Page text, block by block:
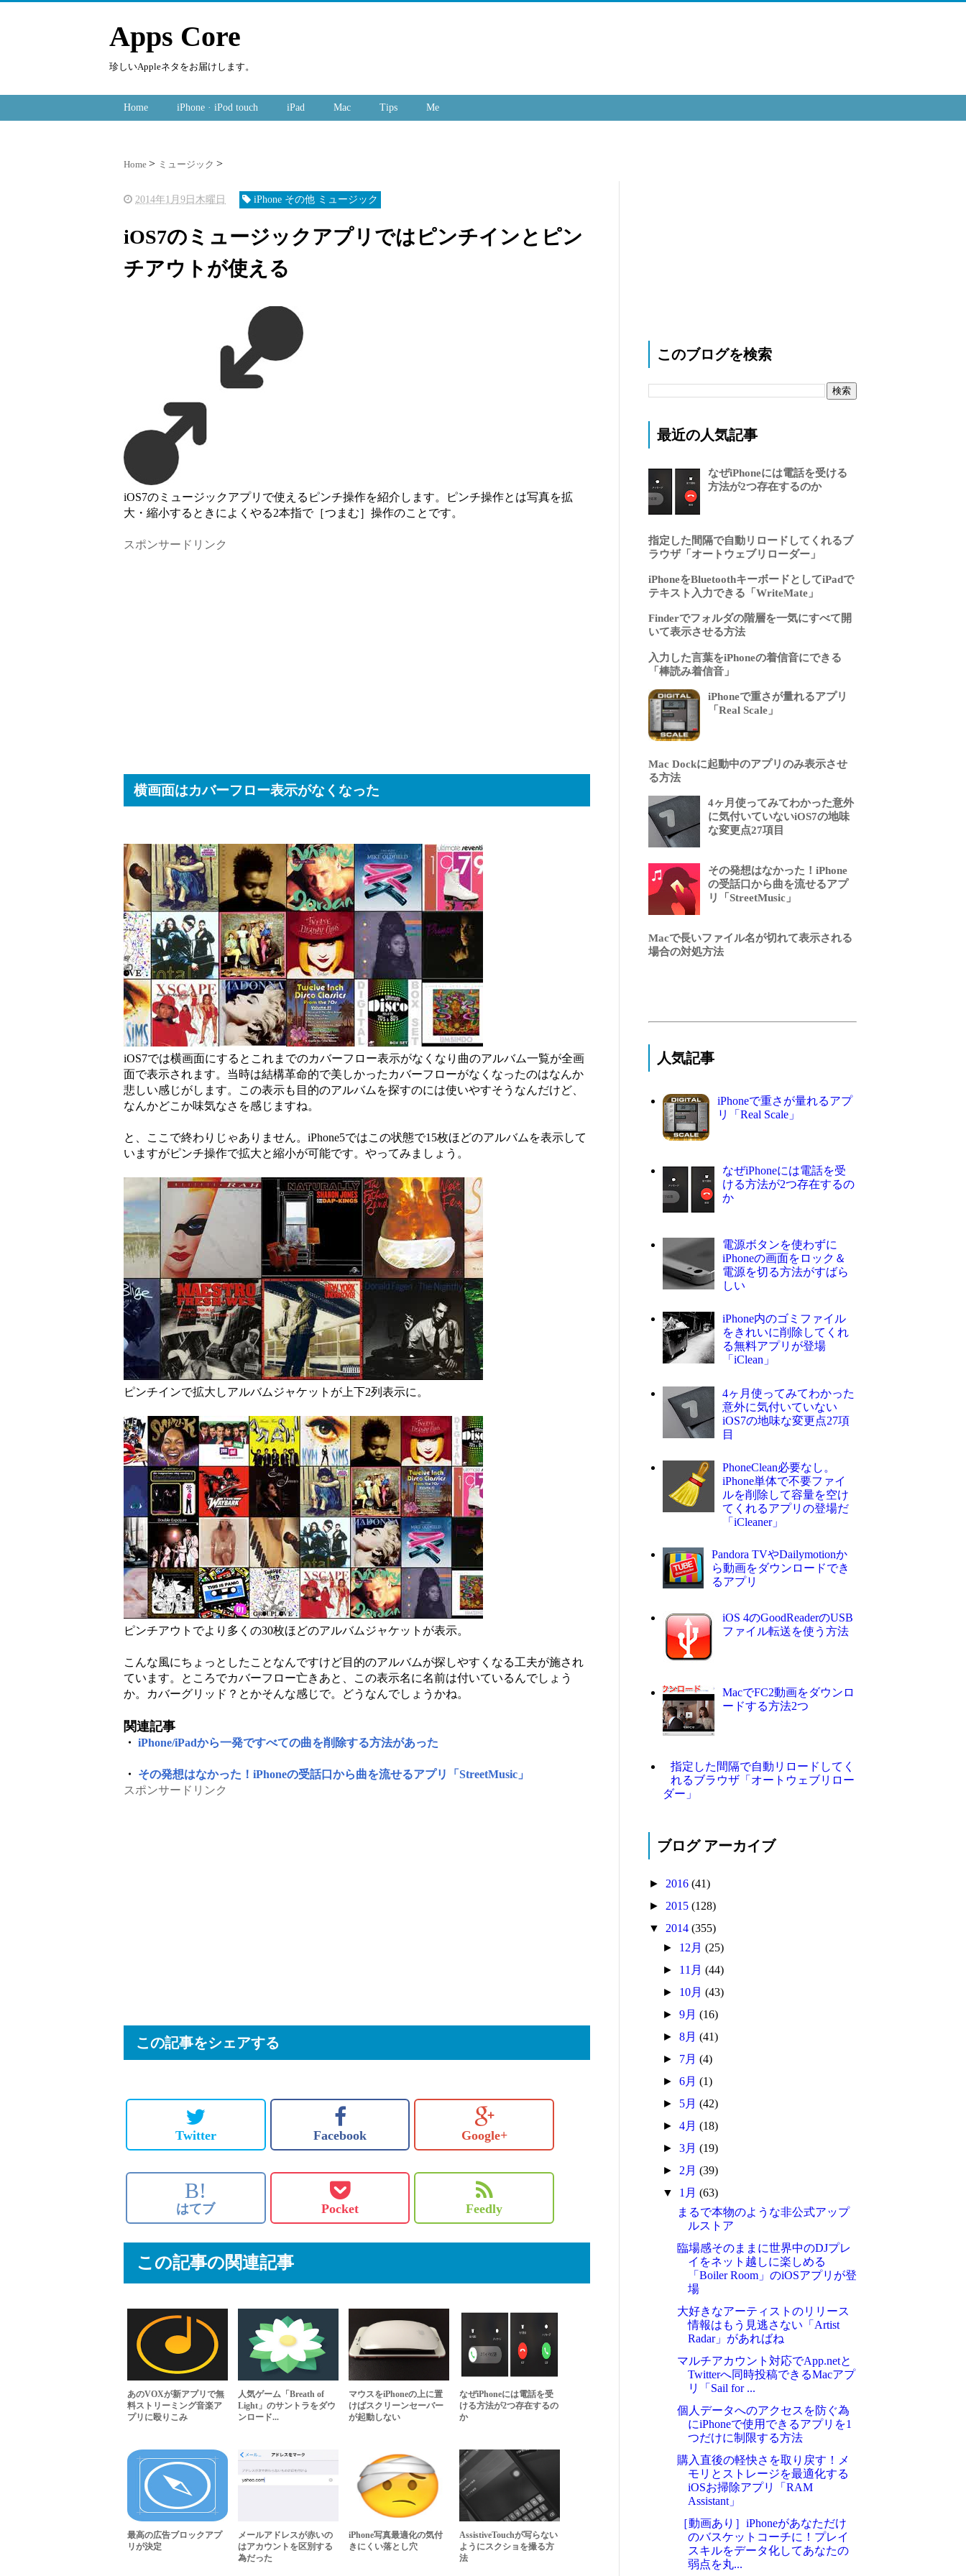
Apps Core
珍しいAppleネタをお届けします。
Home iPhone · iPod touch iPad Mac Tips Me
Home ミュージック
2014年1月9日木曜日 iPhone その他 ミュージック
iOS7のミュージックアプリではピンチインとピン
チアウトが使える
iOS7のミュージックアプリで使えるピンチ操作を紹介します。ピンチ操作とは写真を拡
大・縮小するときによくやる2本指で［つまむ］操作のことです。
スポンサードリンク
横画面はカバーフロー表示がなくなった
iOS7では横画面にするとこれまでのカバーフロー表示がなくなり曲のアルバム一覧が全画
面で表示されます。当時は結構革命的で美しかったカバーフローがなくなったのはなんか
悲しい感じがします。この表示も目的のアルバムを探すのには使いやすそうなんだけど、
なんかどこか味気なさを感じますね。
と、ここで終わりじゃありません。iPhone5ではこの状態で15枚ほどのアルバムを表示して
いますがピンチ操作で拡大と縮小が可能です。やってみましょう。
ピンチインで拡大しアルバムジャケットが上下2列表示に。
ピンチアウトでより多くの30枚ほどのアルバムジャケットが表示。
こんな風にちょっとしたことなんですけど目的のアルバムが探しやすくなる工夫が施され
ています。ところでカバーフロー亡きあと、この表示名に名前は付いているんでしょう
か。カバーグリッド？とかそんな感じで。どうなんでしょうかね。
関連記事
・ iPhone/iPadから一発ですべての曲を削除する方法があった
・ その発想はなかった！iPhoneの受話口から曲を流せるアプリ「StreetMusic」
スポンサードリンク
この記事をシェアする
Twitter Facebook Google+
B!
はてブ Pocket Feedly
この記事の関連記事
あのVOXが新アプリで無
料ストリーミング音楽ア
プリに殴りこみ
人気ゲーム「Breath of
Light」のサントラをダウ
ンロード...
マウスをiPhoneの上に置
けばスクリーンセーバー
が起動しない
なぜiPhoneには電話を受
ける方法が2つ存在するの
か
最高の広告ブロックアプ
リが決定
メールアドレスが赤いの
はアカウントを区別する
為だった
iPhone写真最適化の気付
きにくい落とし穴
AssistiveTouchが写らない
ようにスクショを撮る方
法
このブログを検索
最近の人気記事
なぜiPhoneには電話を受ける
方法が2つ存在するのか
指定した間隔で自動リロードしてくれるブ
ラウザ「オートウェブリローダー」
iPhoneをBluetoothキーボードとしてiPadで
テキスト入力できる「WriteMate」
Finderでフォルダの階層を一気にすべて開
いて表示させる方法
入力した言葉をiPhoneの着信音にできる
「棒読み着信音」
iPhoneで重さが量れるアプリ
「Real Scale」
Mac Dockに起動中のアプリのみ表示させ
る方法
4ヶ月使ってみてわかった意外
に気付いていないiOS7の地味
な変更点27項目
その発想はなかった！iPhone
の受話口から曲を流せるアプ
リ「StreetMusic」
Macで長いファイル名が切れて表示される
場合の対処方法
人気記事
iPhoneで重さが量れるアプ
リ「Real Scale」
なぜiPhoneには電話を受
ける方法が2つ存在するの
か
電源ボタンを使わずに
iPhoneの画面をロック＆
電源を切る方法がすばら
しい
iPhone内のゴミファイル
をきれいに削除してくれ
る無料アプリが登場
「iClean」
4ヶ月使ってみてわかった
意外に気付いていない
iOS7の地味な変更点27項
目
PhoneClean必要なし。
iPhone単体で不要ファイ
ルを削除して容量を空け
てくれるアプリの登場だ
「iCleaner」
Pandora TVやDailymotionか
ら動画をダウンロードでき
るアプリ
iOS 4のGoodReaderのUSB
ファイル転送を使う方法
MacでFC2動画をダウンロ
ードする方法2つ
指定した間隔で自動リロードしてく
れるブラウザ「オートウェブリロー
ダー」
ブログ アーカイブ
► 2016 (41)
► 2015 (128)
▼ 2014 (355)
► 12月(25)
► 11月(44)
► 10月(43)
►9月(16)
►8月(41)
► 7月(4)
►6月(1)
► 5月(42)
►4月(18)
►3月(19)
► 2月(39)
▼ 1月(63)
まるで本物のような非公式アップ
ルストア
臨場感そのままに世界中のDJプレ
イをネット越しに楽しめる
「Boiler Room」のiOSアプリが登
場
大好きなアーティストのリリース
情報はもう見逃さない「Artist
Radar」があればね
マルチアカウント対応でApp.netと
Twitterへ同時投稿できるMacアプ
リ「Sail for ...
個人データへのアクセスを防ぐ為
にiPhoneで使用できるアプリを1
つだけに制限する方法
購入直後の軽快さを取り戻す！メ
モリとストレージを最適化する
iOSお掃除アプリ「RAM
Assistant」
［動画あり］iPhoneがあなただけ
のバスケットコーチに！プレイ
スキルをデータ化してあなたの
弱点を丸...